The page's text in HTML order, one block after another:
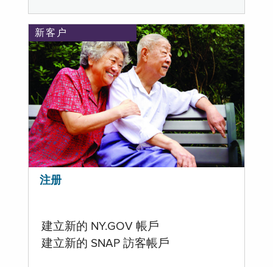
新客户
注册
建立新的 NY.GOV 帳戶
建立新的 SNAP 訪客帳戶